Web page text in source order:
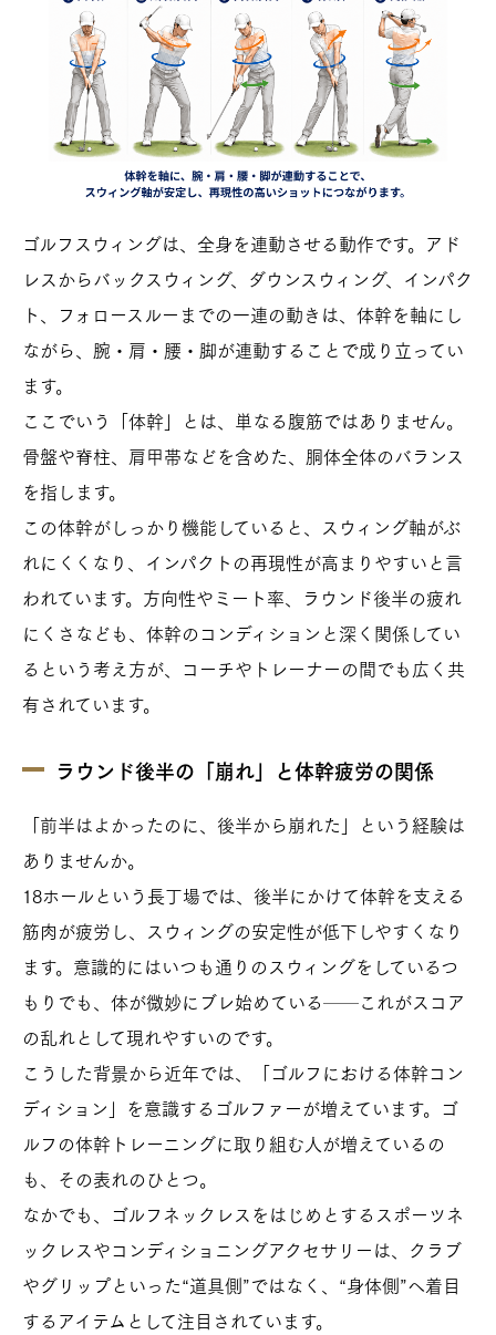
ゴルフスウィングは、全身を連動させる動作です。アド
レスからバックスウィング、ダウンスウィング、インパク
ト、フォロースルーまでの一連の動きは、体幹を軸にし
ながら、腕・肩・腰・脚が連動することで成り立ってい
ます。
ここでいう「体幹」とは、単なる腹筋ではありません。
骨盤や脊柱、肩甲帯などを含めた、胴体全体のバランス
を指します。
この体幹がしっかり機能していると、スウィング軸がぶ
れにくくなり、インパクトの再現性が高まりやすいと言
われています。方向性やミート率、ラウンド後半の疲れ
にくさなども、体幹のコンディションと深く関係してい
るという考え方が、コーチやトレーナーの間でも広く共
有されています。
ラウンド後半の「崩れ」と体幹疲労の関係
「前半はよかったのに、後半から崩れた」という経験は
ありませんか。
18ホールという長丁場では、後半にかけて体幹を支える
筋肉が疲労し、スウィングの安定性が低下しやすくなり
ます。意識的にはいつも通りのスウィングをしているつ
もりでも、体が微妙にブレ始めている──これがスコア
の乱れとして現れやすいのです。
こうした背景から近年では、「ゴルフにおける体幹コン
ディション」を意識するゴルファーが増えています。ゴ
ルフの体幹トレーニングに取り組む人が増えているの
も、その表れのひとつ。
なかでも、ゴルフネックレスをはじめとするスポーツネ
ックレスやコンディショニングアクセサリーは、クラブ
やグリップといった“道具側”ではなく、“身体側”へ着目
するアイテムとして注目されています。